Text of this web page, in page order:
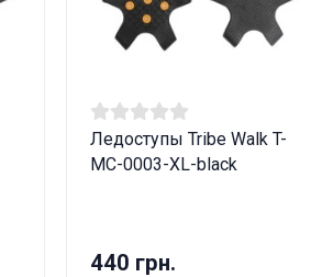
Ледоступы Tribe Walk T-
MC-0003-XL-black
440 грн.